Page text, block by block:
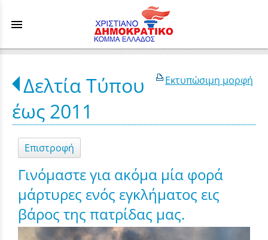
menu
Εκτυπώσιμη μορφή
Δελτία Τύπου
έως 2011
Επιστροφή
Γινόμαστε για ακόμα μία φορά
μάρτυρες ενός εγκλήματος εις
βάρος της πατρίδας μας.